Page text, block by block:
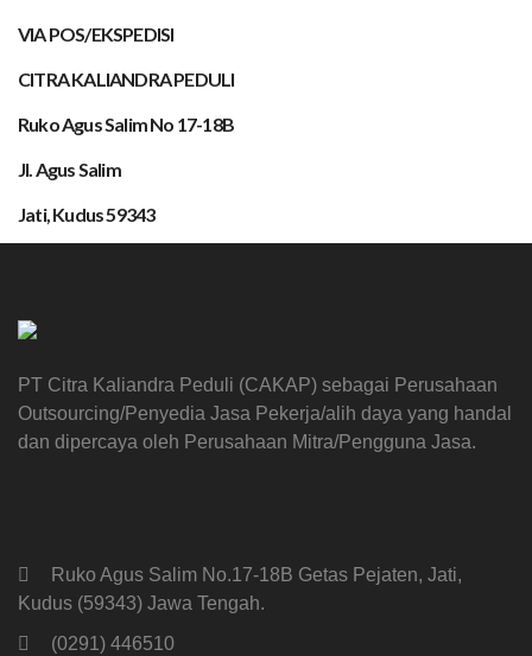
VIA POS/EKSPEDISI
CITRA KALIANDRA PEDULI
Ruko Agus Salim No 17-18B
Jl. Agus Salim
Jati, Kudus 59343
PT Citra Kaliandra Peduli (CAKAP) sebagai Perusahaan
Outsourcing/Penyedia Jasa Pekerja/alih daya yang handal
dan dipercaya oleh Perusahaan Mitra/Pengguna Jasa.
Ruko Agus Salim No.17-18B Getas Pejaten, Jati,
Kudus (59343) Jawa Tengah.
(0291) 446510